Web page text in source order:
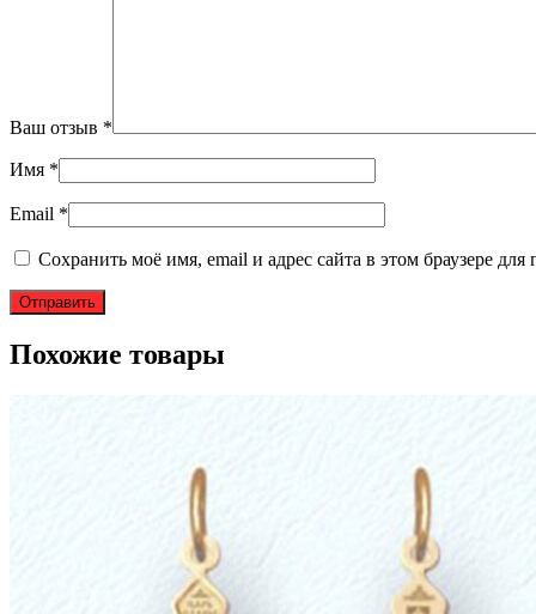
Ваш отзыв *
Имя *
Email *
Сохранить моё имя, email и адрес сайта в этом браузере
Похожие товары